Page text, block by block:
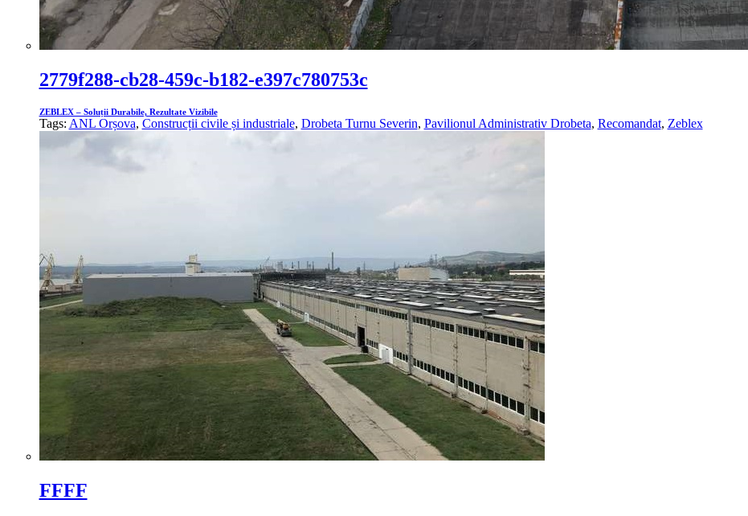
2779f288-cb28-459c-b182-e397c780753c
ZEBLEX – Soluții Durabile, Rezultate Vizibile
Tags: ANL Orșova, Construcții civile și industriale, Drobeta Turnu Severin, Pavilionul Administrativ Drobeta, Recomandat, Zeblex
FFFF